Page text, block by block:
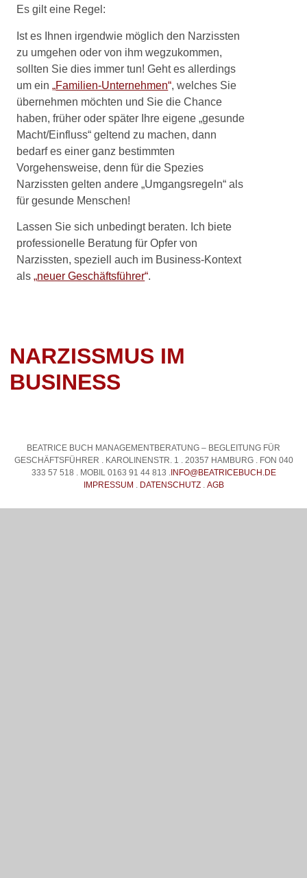
Es gilt eine Regel:
Ist es Ihnen irgendwie möglich den Narzissten
zu umgehen oder von ihm wegzukommen,
sollten Sie dies immer tun! Geht es allerdings
um ein„Familien-Unternehmen“, welches Sie
übernehmen möchten und Sie die Chance
haben, früher oder später Ihre eigene „gesunde
Macht/Einfluss“ geltend zu machen, dann
bedarf es einer ganz bestimmten
Vorgehensweise, denn für die Spezies
Narzissten gelten andere „Umgangsregeln“ als
für gesunde Menschen!
Lassen Sie sich unbedingt beraten. Ich biete
professionelle Beratung für Opfer von
Narzissten, speziell auch im Business-Kontext
als„neuer Geschäftsführer“.
NARZISSMUS IM
BUSINESS
BEATRICE BUCH MANAGEMENTBERATUNG – BEGLEITUNG FÜR
GESCHÄFTSFÜHRER . KAROLINENSTR. 1 . 20357 HAMBURG . FON 040
333 57 518 . MOBIL 0163 91 44 813 .INFO@BEATRICEBUCH.DE
IMPRESSUM . DATENSCHUTZ. AGB